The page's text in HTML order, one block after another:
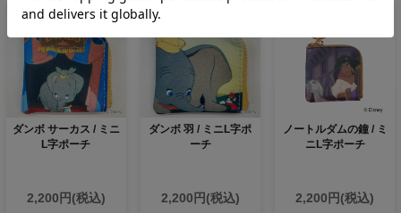
ダンボ サーカス / ミニ
L字ポーチ
2,200円(税込)
ダンボ 羽 / ミニL字ポ
ーチ
2,200円(税込)
ノートルダムの鐘 / ミ
ニL字ポーチ
2,200円(税込)